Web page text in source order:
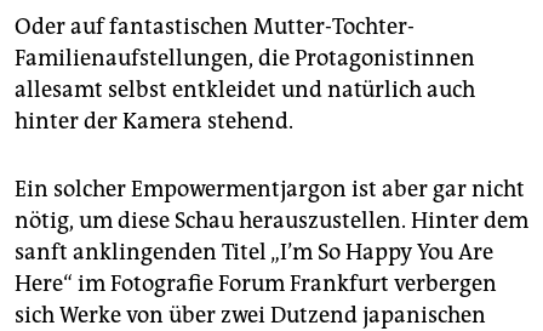
Oder auf fantastischen Mutter-Tochter-
Familienaufstellungen, die Protagonistinnen
allesamt selbst entkleidet und natürlich auch
hinter der Kamera stehend.
Ein solcher Empowermentjargon ist aber gar nicht
nötig, um diese Schau herauszustellen. Hinter dem
sanft anklingenden Titel „I’m So Happy You Are
Here“ im Fotografie Forum Frankfurt verbergen
sich Werke von über zwei Dutzend japanischen